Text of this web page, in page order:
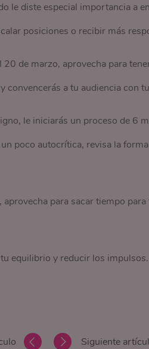
le diste especial importancia a
posiciones o recibir más
de marzo, aprovecha para
a tu audiencia con
le iniciarás un proceso de 6
poco autocrítica, revisa la
para sacar tiempo
equilibrio y reducir los impulsos.
Siguiente